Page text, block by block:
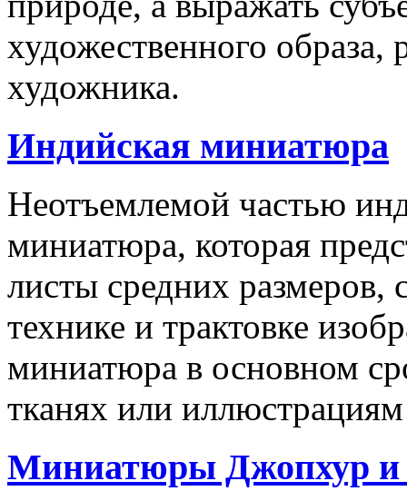
художественного
художника.
Индийская миниатюра
Неотъемлемой частью
миниатюра, которая
листы средних
технике и трактовке
миниатюра в основном
тканях или
Миниатюры Джопхур и